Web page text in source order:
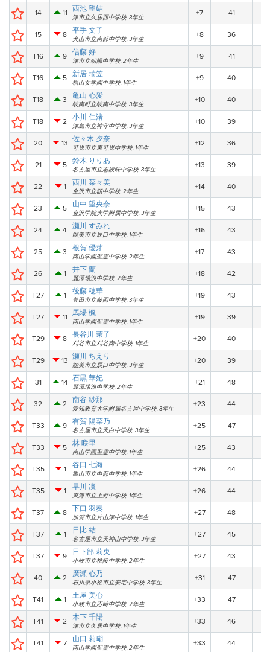
14 11 西池 望結
津市立久居西中学校, 3年生
+7 41
15 8 平手 文子
犬山市立南部中学校, 3年生
+8 36
T16 9 信藤 好
津市立朝陽中学校, 2年生
+9 41
T16 5 新居 瑞笠
椙山女学園中学校, 1年生
+9 40
T18 3 亀山 心愛
岐南町立岐南中学校, 3年生
+10 40
T18 2 小川 仁渚
津島市立神守中学校, 3年生
+10 39
20 13 佐々木 夕奈
可児市立東可児中学校, 1年生
+12 36
21 5 鈴木 りりあ
名古屋市立志段味中学校, 3年生
+13 39
22 1 西川 菜々美
金沢市立額中学校, 2年生
+14 40
23 5 山中 望央奈
金沢学院大学附属中学校, 3年生
+15 43
24 4 瀬川 すみれ
能美市立辰口中学校, 1年生
+16 43
25 3 根賀 優芽
南山学園聖霊中学校, 2年生
+17 43
26 1 井下 蘭
麗澤瑞浪中学校, 2年生
+18 42
T27 1 後藤 穂華
豊田市立藤岡中学校, 3年生
+19 43
T27 11 馬場 楓
南山学園聖霊中学校, 1年生
+19 39
T29 8 長谷川 茉子
刈谷市立刈谷南中学校, 1年生
+20 40
T29 13 瀬川 ちえり
能美市立辰口中学校, 3年生
+20 39
31 14 石黒 華妃
麗澤瑞浪中学校, 2年生
+21 48
32 2 南谷 紗那
愛知教育大学附属名古屋中学校, 3年生
+23 44
T33 9 有賀 陽菜乃
名古屋市立天白中学校, 3年生
+25 47
T33 5 林 咲里
南山学園聖霊中学校, 1年生
+25 43
T35 1 谷口 七海
亀山市立中部中学校, 1年生
+26 44
T35 1 早川 凜
東海市立上野中学校, 1年生
+26 44
T37 8 下口 羽奏
加賀市立片山津中学校, 1年生
+27 48
T37 1 日比 結
名古屋市立天神山中学校, 3年生
+27 45
T37 9 日下部 莉央
小牧市立桃陵中学校, 2年生
+27 43
40 2 廣瀬 心乃
石川県小松市立安宅中学校, 3年生
+31 47
T41 1 土屋 美心
小牧市立応時中学校, 2年生
+33 47
T41 2 木下 千陽
津市立久居中学校, 1年生
+33 46
T41 7 山口 莉瑚
南山学園聖霊中学校, 2年生
+33 44